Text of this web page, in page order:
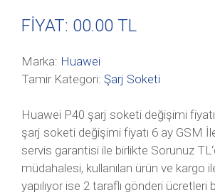
FİYAT: 00.00 TL
Marka: Huawei
Tamir Kategori: Şarj Soketi
Huawei P40 şarj soketi değişimi
şarj soketi değişimi fiyatı 6 ay GSM
servis garantisi ile birlikte Sorunuz
müdahalesi, kullanılan ürün ve kargo
yapılıyor ise 2 taraflı gönderi ücretleri